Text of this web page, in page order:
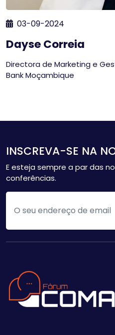
03-09-2024
Dayse Correia
Directora de Marketing e
Bank Moçambique
INSCREVA-SE NA
E esteja sempre a par das
conferências.